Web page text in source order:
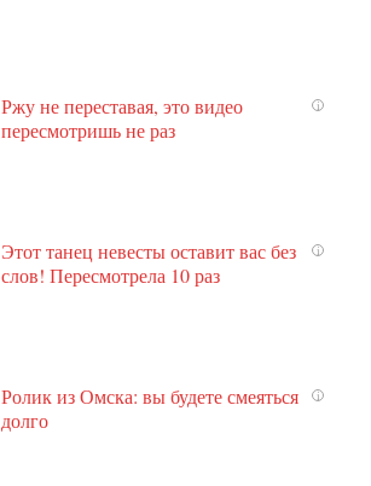
i
Ржу не переставая, это видео
пересмотришь не раз
i
Этот танец невесты оставит вас без
слов! Пересмотрела 10 раз
i
Ролик из Омска: вы будете смеяться
долго